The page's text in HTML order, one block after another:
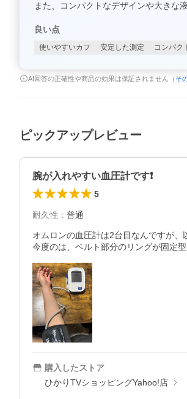
また、コンパクトなデザインや大きな
良い点
使いやすいカフ 安定した測定 コンパク
AI回答の正確性や商品の効果は保証されません（ そ
ピックアップレビュー
腕が入れやすい血圧計です❗️
5
耐久性 ： 普通
オムロンの血圧計は2台目なんですが、
今度のは、ベルト部分のリングが固定
購入したストア
ひかりTVショッピングYahoo!店